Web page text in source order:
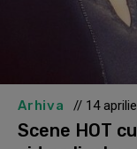
Arhiva // 14
Scene HOT